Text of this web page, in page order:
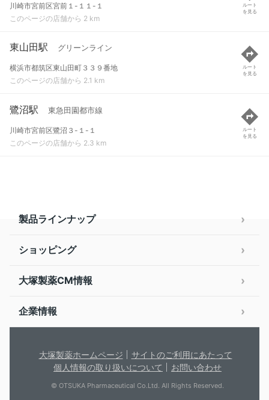
川崎市宮前区宮前１-１１-１
このページの店舗から 2 km
ルート
を見る
東山田駅 グリーンライン
横浜市都筑区東山田町３３９番地
このページの店舗から 2.1 km
ルート
を見る
鷺沼駅 東急田園都市線
川崎市宮前区鷺沼３-１-１
このページの店舗から 2.3 km
ルート
を見る
製品ラインナップ
ショッピング
大塚製薬CM情報
企業情報
大塚製薬ホームページ
サイトのご利用にあたって
個人情報の取り扱いについて
お問い合わせ
© OTSUKA Pharmaceutical Co.Ltd. All Rights Reserved.